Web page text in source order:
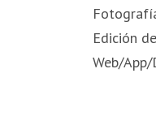
Edición
Web/App/